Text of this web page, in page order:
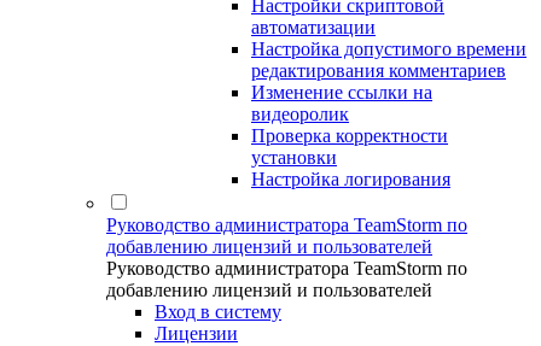
Настройки скриптовой
автоматизации
Настройка допустимого времени
редактирования комментариев
Изменение ссылки на
видеоролик
Проверка корректности
установки
Настройка логирования
Руководство администратора TeamStorm по
добавлению лицензий и пользователей
Руководство администратора TeamStorm по
добавлению лицензий и пользователей
Вход в систему
Лицензии